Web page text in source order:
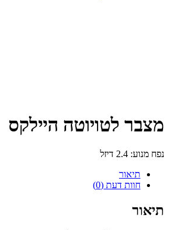
מצבר לטויוטה היילקס
נפח מנוע: 2.4 דיזל
תיאור
חוות דעת (0)
תיאור